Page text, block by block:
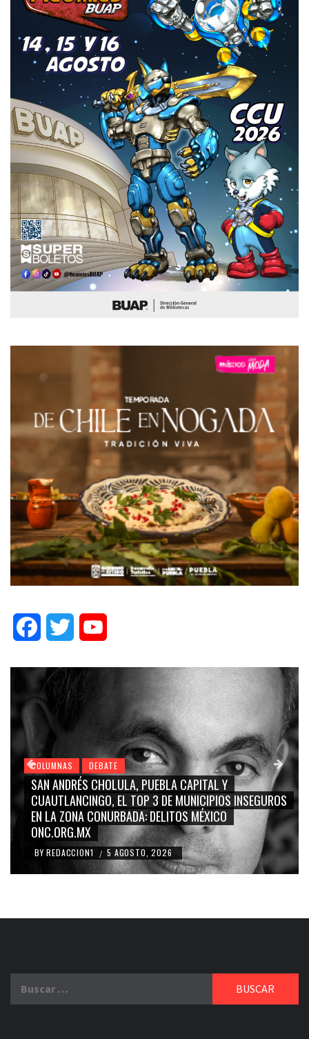
FacebookTwitter
COLUMNAS DEBATE
GRACE PALOMARES, NAY SALVATORI, SERGIO MAYER,
CARMEN SALINAS “LA CORCHOLATA”, CUAUHTÉMOC
BLANCO, SILVIA PINAL: LA TRIVIALIZACIÓN Y
RIDICULIZACIÓN DE LA REPRESENTACIÓN CIUDADANA
BY REDACCION1 / 4 AGOSTO, 2026